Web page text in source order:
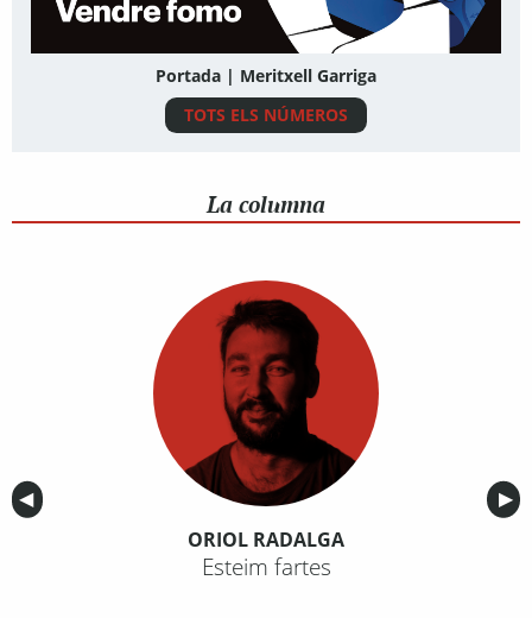
Portada | Meritxell Garriga
TOTS ELS NÚMEROS
La columna
Anterior
◀︎ ▶︎
ORIOL RADALGA
Esteim fartes